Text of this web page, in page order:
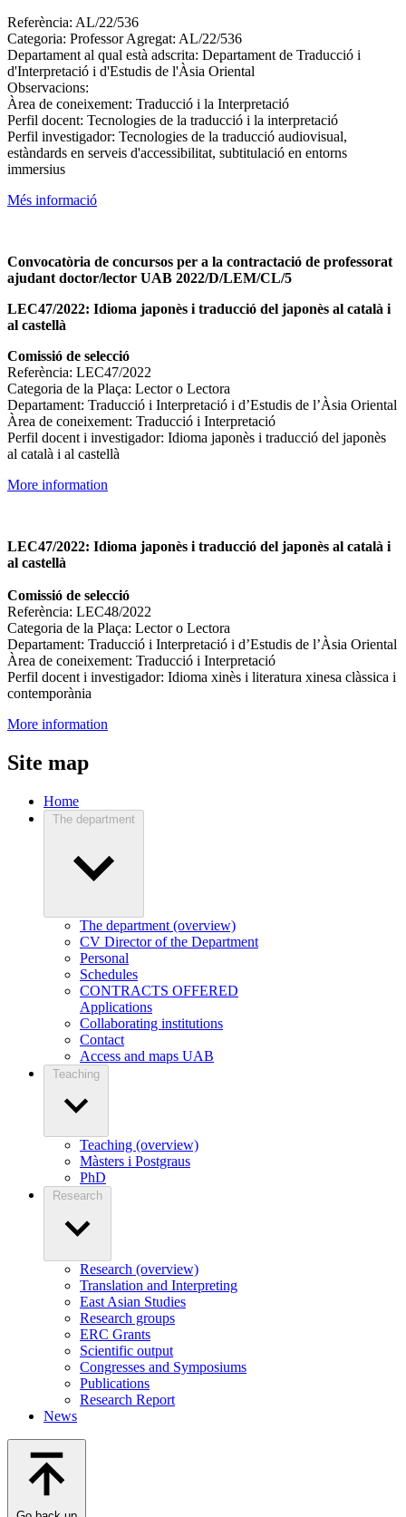
Referència: AL/22/536
Categoria: Professor Agregat: AL/22/536
Departament al qual està adscrita: Departament de Traducció i
d'Interpretació i d'Estudis de l'Àsia Oriental
Observacions:
Àrea de coneixement: Traducció i la Interpretació
Perfil docent: Tecnologies de la traducció i la interpretació
Perfil investigador: Tecnologies de la traducció audiovisual,
estàndards en serveis d'accessibilitat, subtitulació en entorns
immersius
Més informació
Convocatòria de concursos per a la contractació de professorat
ajudant doctor/lector UAB 2022/D/LEM/CL/5
LEC47/2022: Idioma japonès i traducció del japonès al català i
al castellà
Comissió de selecció
Referència: LEC47/2022
Categoria de la Plaça: Lector o Lectora
Departament: Traducció i Interpretació i d’Estudis de l’Àsia Oriental
Àrea de coneixement: Traducció i Interpretació
Perfil docent i investigador: Idioma japonès i traducció del japonès
al català i al castellà
More information
LEC47/2022: Idioma japonès i traducció del japonès al català i
al castellà
Comissió de selecció
Referència: LEC48/2022
Categoria de la Plaça: Lector o Lectora
Departament: Traducció i Interpretació i d’Estudis de l’Àsia Oriental
Àrea de coneixement: Traducció i Interpretació
Perfil docent i investigador: Idioma xinès i literatura xinesa clàssica i
contemporània
More information
Site map
Home
The department
The department (overview)
CV Director of the Department
Personal
Schedules
CONTRACTS OFFERED
Applications
Collaborating institutions
Contact
Access and maps UAB
Teaching
Teaching (overview)
Màsters i Postgraus
PhD
Research
Research (overview)
Translation and Interpreting
East Asian Studies
Research groups
ERC Grants
Scientific output
Congresses and Symposiums
Publications
Research Report
News